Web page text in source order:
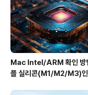
Mac Intel/ARM 확인 방
플 실리콘(M1/M2/M3)인